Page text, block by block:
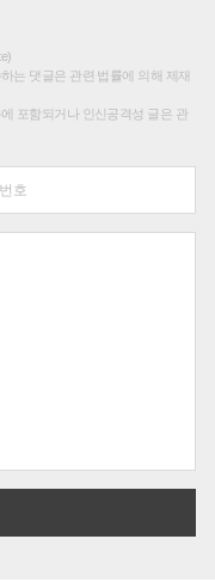
는 댓글은 관련 법률에 의해 제재
포함되거나 인신공격성 글은 관